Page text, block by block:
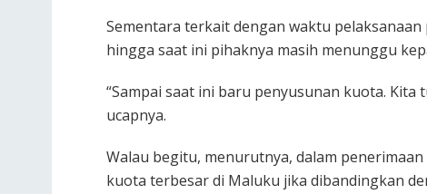
Sementara terkait dengan waktu
hingga saat ini pihaknya masih menunggu
“Sampai saat ini baru penyusunan kuota.
ucapnya.
Walau begitu, menurutnya, dalam
kuota terbesar di Maluku jika dibandingkan